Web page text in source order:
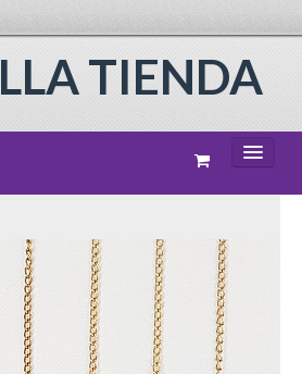
TIENDA